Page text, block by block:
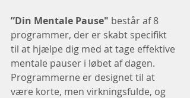
”Din Mentale Pause" består af 8
programmer, der er skabt specifikt
til at hjælpe dig med at tage effektive
mentale pauser i løbet af dagen.
Programmerne er designet til at
være korte, men virkningsfulde, og